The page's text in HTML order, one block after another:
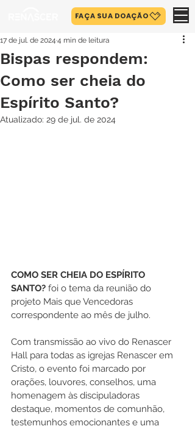
FAÇA SUA DOAÇÃO
Bispas respondem:
Como ser cheia do
Espírito Santo?
17 de jul. de 2024 4 min de leitura
Atualizado: 29 de jul. de 2024
COMO SER CHEIA DO ESPÍRITO
SANTO? foi o tema da reunião do
projeto Mais que Vencedoras
correspondente ao mês de julho.
Com transmissão ao vivo do Renascer
Hall para todas as igrejas Renascer em
Cristo, o evento foi marcado por
orações, louvores, conselhos, uma
homenagem às discipuladoras
destaque, momentos de comunhão,
testemunhos emocionantes e uma